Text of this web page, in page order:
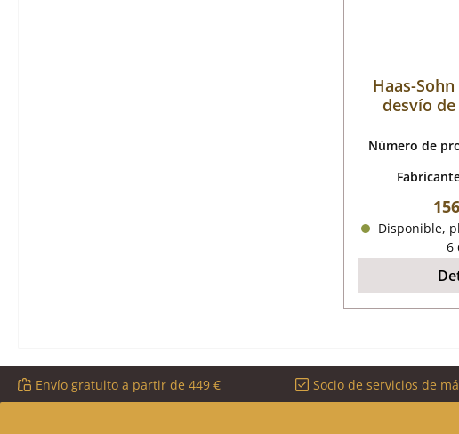
Haas-
desvío
Número de
Disponible,
6
Envío gratuito a partir de 449 € Socio de servicios de